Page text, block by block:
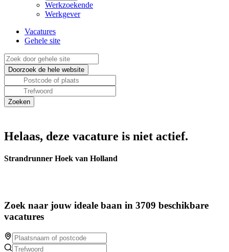
Werkzoekende
Werkgever
Vacatures
Gehele site
Helaas, deze vacature is niet actief.
Strandrunner Hoek van Holland
Zoek naar jouw ideale baan in 3709 beschikbare
vacatures